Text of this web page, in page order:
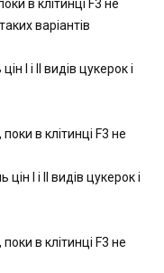
в клітинці F3 не
варіантів
І і ІІ видів цукерок і
в клітинці F3 не
І і ІІ видів цукерок і
в клітинці F3 не